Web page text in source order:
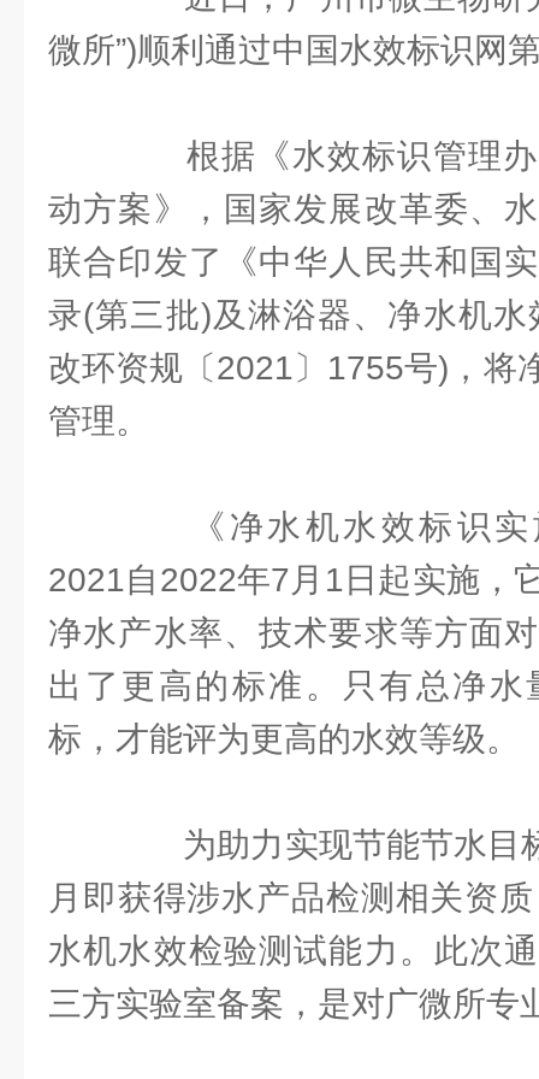
微所”)顺利通过中国水效标识网
根据《水效标识管理办
动方案》，国家发展改革委、
联合印发了《中华人民共和国
录(第三批)及淋浴器、净水机
改环资规〔2021〕1755号)，将
管理。
《净水机水效标识实
2021自2022年7月1日起实施，
净水产水率、技术要求等方面
出了更高的标准。只有总净
标，才能评为更高的水效等级。
为助力实现节能节水目
月即获得涉水产品检测相关资
水机水效检验测试能力。此次
三方实验室备案，是对广微所专